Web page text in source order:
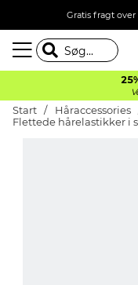
Gratis fragt
Start Håraccessories
Flettede hårelastikker i